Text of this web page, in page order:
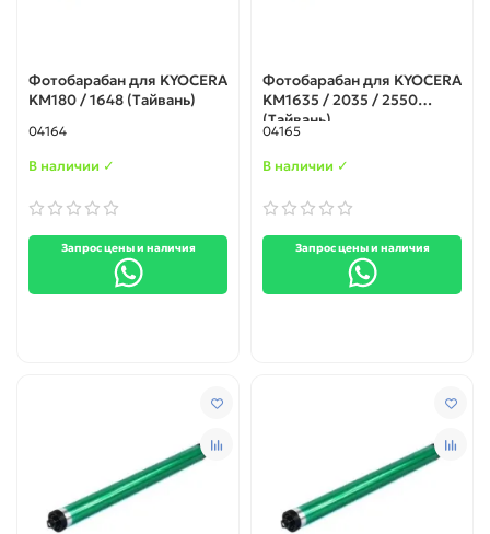
Фотобарабан для KYOCERA
KM180 / 1648 (Тайвань)
04164
В наличии ✓
Запрос цены и наличия
Фотобарабан для KYOCERA
KM1635 / 2035 / 2550
(Тайвань)
04165
В наличии ✓
Запрос цены и наличия